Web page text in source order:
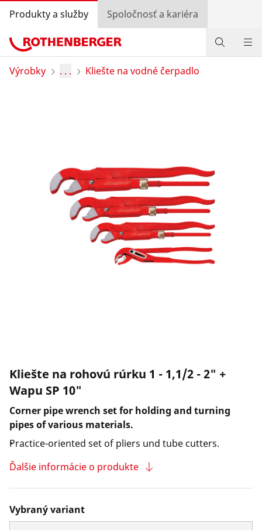
Produkty a služby Spoločnosť a kariéra
Produkty
Vyhľadávanie predajcov
Výrobky . . . Kliešte na vodné čerpadlo
Kliešte na rohovú rúrku 1 - 1,1/2 - 2" +
Wapu SP 10"
Corner pipe wrench set for holding and turning
pipes of various materials.
Practice-oriented set of pliers und tube cutters.
Ďalšie informácie o produkte
Vybraný variant